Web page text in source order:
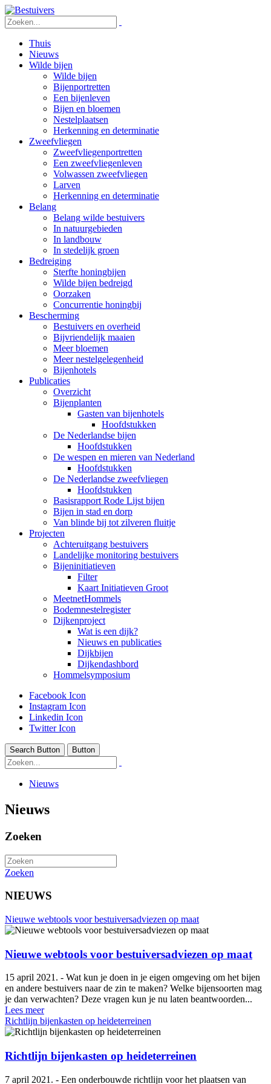
Thuis
Nieuws
Wilde bijen
Wilde bijen
Bijenportretten
Een bijenleven
Bijen en bloemen
Nestelplaatsen
Herkenning en determinatie
Zweefvliegen
Zweefvliegenportretten
Een zweefvliegenleven
Volwassen zweefvliegen
Larven
Herkenning en determinatie
Belang
Belang wilde bestuivers
In natuurgebieden
In landbouw
In stedelijk groen
Bedreiging
Sterfte honingbijen
Wilde bijen bedreigd
Oorzaken
Concurrentie honingbij
Bescherming
Bestuivers en overheid
Bijvriendelijk maaien
Meer bloemen
Meer nestelgelegenheid
Bijenhotels
Publicaties
Overzicht
Bijenplanten
Gasten van bijenhotels
Hoofdstukken
De Nederlandse bijen
Hoofdstukken
De wespen en mieren van Nederland
Hoofdstukken
De Nederlandse zweefvliegen
Hoofdstukken
Basisrapport Rode Lijst bijen
Bijen in stad en dorp
Van blinde bij tot zilveren fluitje
Projecten
Achteruitgang bestuivers
Landelijke monitoring bestuivers
Bijeninitiatieven
Filter
Kaart Initiatieven Groot
MeetnetHommels
Bodemnestelregister
Dijkenproject
Wat is een dijk?
Nieuws en publicaties
Dijkbijen
Dijkendashbord
Hommelsymposium
Facebook Icon
Instagram Icon
Linkedin Icon
Twitter Icon
Search Button Button
Nieuws
Nieuws
Zoeken
Zoeken
NIEUWS
Nieuwe webtools voor bestuiversadviezen op maat
Nieuwe webtools voor bestuiversadviezen op maat
15 april 2021. - Wat kun je doen in je eigen omgeving om het bijen
en andere bestuivers naar de zin te maken? Welke bijensoorten mag
je dan verwachten? Deze vragen kun je nu laten beantwoorden...
Lees meer
Richtlijn bijenkasten op heideterreinen
Richtlijn bijenkasten op heideterreinen
7 april 2021. - Een onderbouwde richtlijn voor het plaatsen van